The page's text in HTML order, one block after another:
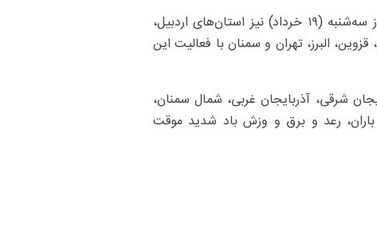
رئیس مرکز ملی پیش‌بینی و مدیریت بحران مخاطرات وضع هوا یادآور شد: روز سه‌شنبه (۱۹ خرداد) نیز استان‌های اردبیل،
البرز، تهران و سمنان با فعالیت این
خرداد) نیز استان‌های آذربایجان شرقی، آذربایجان غربی، شمال سمنان،
باران، رعد و برق و وزش باد شدید موقت